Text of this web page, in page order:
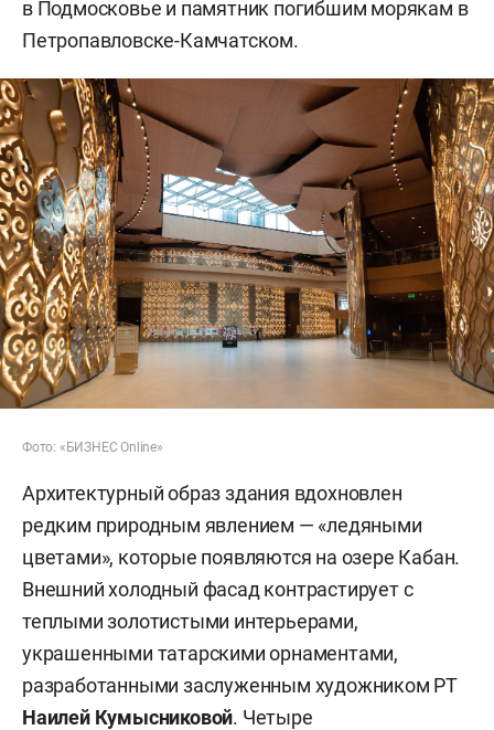
в Подмосковье и памятник погибшим морякам в
Петропавловске-Камчатском.
Фото: «БИЗНЕС Online»
Архитектурный образ здания вдохновлен
редким природным явлением — «ледяными
цветами», которые появляются на озере Кабан.
Внешний холодный фасад контрастирует с
теплыми золотистыми интерьерами,
украшенными татарскими орнаментами,
разработанными заслуженным художником РТ
Наилей Кумысниковой. Четыре